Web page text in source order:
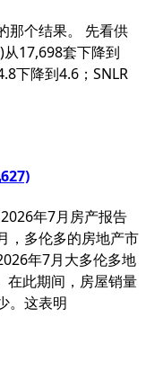
那个结果。 先看供
17,698套下降到
下降到4.6；SNLR
年7月房产报告
，多伦多的房地产市
年7月大多伦多地
在此期间，房屋销量
。这表明